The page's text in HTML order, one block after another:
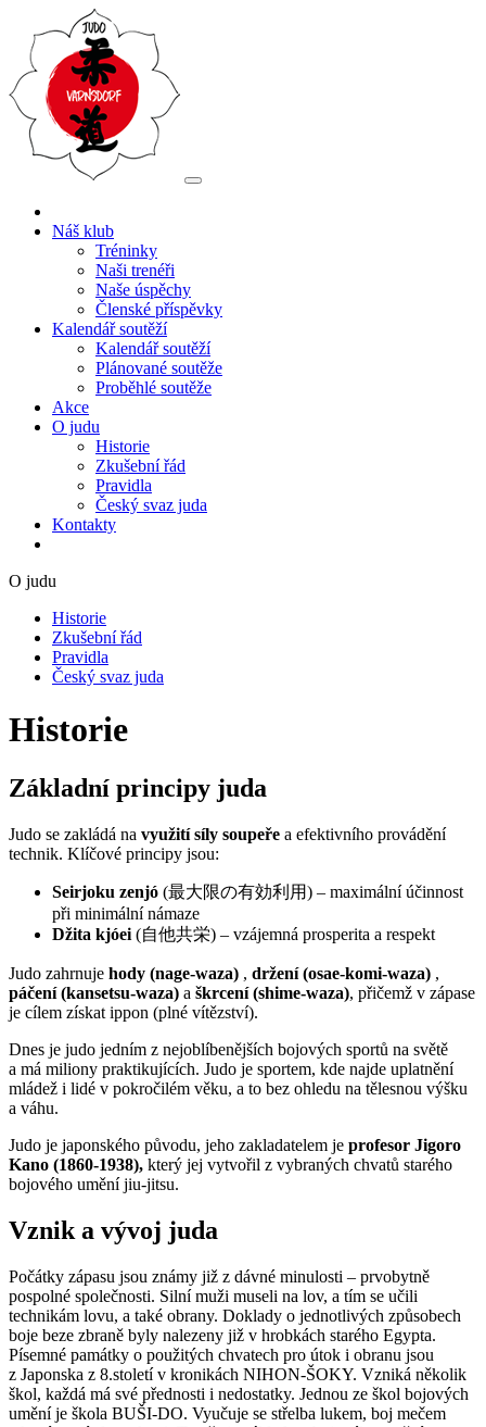
Náš klub
Tréninky
Naši trenéři
Naše úspěchy
Členské příspěvky
Kalendář soutěží
Kalendář soutěží
Plánované soutěže
Proběhlé soutěže
Akce
O judu
Historie
Zkušební řád
Pravidla
Český svaz juda
Kontakty
O judu
Historie
Zkušební řád
Pravidla
Český svaz juda
Historie
Základní principy juda
Judo se zakládá na využití síly soupeře a efektivního provádění
technik. Klíčové principy jsou:
Seirjoku zenjó (最大限の有効利用) – maximální účinnost
při minimální námaze
Džita kjóei (自他共栄) – vzájemná prosperita a respekt
Judo zahrnuje hody (nage-waza) , držení (osae-komi-waza) ,
páčení (kansetsu-waza) a škrcení (shime-waza), přičemž v zápase
je cílem získat ippon (plné vítězství).
Dnes je judo jedním z nejoblíbenějších bojových sportů na světě
a má miliony praktikujících. Judo je sportem, kde najde uplatnění
mládež i lidé v pokročilém věku, a to bez ohledu na tělesnou výšku
a váhu.
Judo je japonského původu, jeho zakladatelem je profesor Jigoro
Kano (1860-1938), který jej vytvořil z vybraných chvatů starého
bojového umění jiu-jitsu.
Vznik a vývoj juda
Počátky zápasu jsou známy již z dávné minulosti – prvobytně
pospolné společnosti. Silní muži museli na lov, a tím se učili
technikám lovu, a také obrany. Doklady o jednotlivých způsobech
boje beze zbraně byly nalezeny již v hrobkách starého Egypta.
Písemné památky o použitých chvatech pro útok i obranu jsou
z Japonska z 8.století v kronikách NIHON-ŠOKY. Vzniká několik
škol, každá má své přednosti i nedostatky. Jednou ze škol bojových
umění je škola BUŠI-DO. Vyučuje se střelba lukem, boj mečem